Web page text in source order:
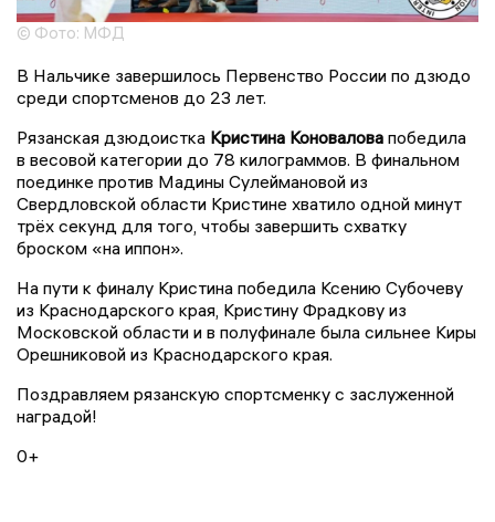
© Фото: МФД
В Нальчике завершилось Первенство России по дзюдо
среди спортсменов до 23 лет.
Рязанская дзюдоистка Кристина Коновалова победила
в весовой категории до 78 килограммов. В финальном
поединке против Мадины Сулеймановой из
Свердловской области Кристине хватило одной минут
трёх секунд для того, чтобы завершить схватку
броском «на иппон».
На пути к финалу Кристина победила Ксению Субочеву
из Краснодарского края, Кристину Фрадкову из
Московской области и в полуфинале была сильнее Киры
Орешниковой из Краснодарского края.
Поздравляем рязанскую спортсменку с заслуженной
наградой!
0+